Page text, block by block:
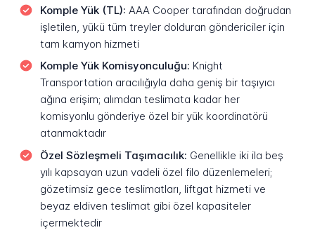
Komple Yük (TL): AAA Cooper tarafından doğrudan
işletilen, yükü tüm treyler dolduran göndericiler için
tam kamyon hizmeti
Komple Yük Komisyonculuğu: Knight
Transportation aracılığıyla daha geniş bir taşıyıcı
ağına erişim; alımdan teslimata kadar her
komisyonlu gönderiye özel bir yük koordinatörü
atanmaktadır
Özel Sözleşmeli Taşımacılık: Genellikle iki ila beş
yılı kapsayan uzun vadeli özel filo düzenlemeleri;
gözetimsiz gece teslimatları, liftgat hizmeti ve
beyaz eldiven teslimat gibi özel kapasiteler
içermektedir